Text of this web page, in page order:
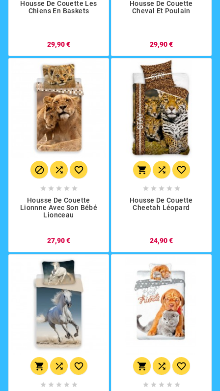
Housse De Couette Les
Chiens En Baskets
29,90 €
Housse De Couette
Cheval Et Poulain
29,90 €
  
    
Housse De Couette
Lionnne Avec Son Bébé
Lionceau
27,90 €
  
    
Housse De Couette
Cheetah Léopard
24,90 €
  
    
  
    